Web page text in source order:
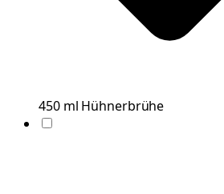
450 ml Hühnerbrühe